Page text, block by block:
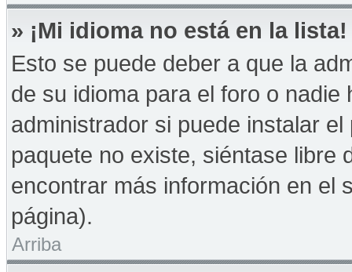
» ¡Mi idioma no está en la lista!
Esto se puede deber a que la
de su idioma para el foro o
administrador si puede instalar
paquete no existe, siéntase libre
encontrar más información en el
página).
Arriba